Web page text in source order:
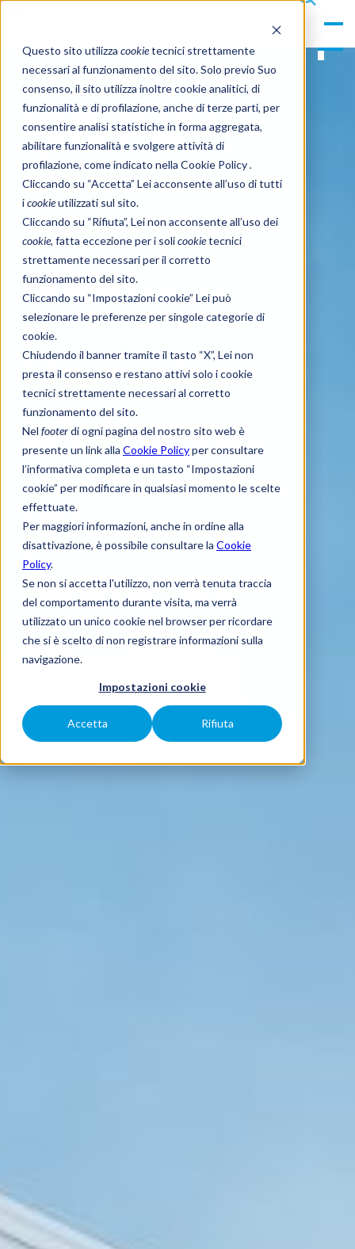
Questo sito utilizza cookietecnici strettamente
necessari al funzionamento del sito. Solo previo Suo
consenso, il sito utilizza inoltre cookie analitici, di
funzionalità e di profilazione, anche di terze parti, per
consentire analisi statistiche in forma aggregata,
abilitare funzionalità e svolgere attività di
profilazione, come indicato nella Cookie Policy.
Cliccando su “Accetta” Lei acconsente all’uso di tutti
icookieutilizzati sul sito.
Cliccando su “Rifiuta”, Lei non acconsente all’uso dei
cookie, fatta eccezione per i solicookietecnici
strettamente necessari per il corretto
funzionamento del sito.
Cliccando su “Impostazioni cookie” Lei può
selezionare le preferenze per singole categorie di
cookie.
Chiudendo il banner tramite il tasto “X”, Lei non
presta il consenso e restano attivi solo i cookie
tecnici strettamente necessari al corretto
funzionamento del sito.
Nel footerdi ogni pagina del nostro sito web è
presente un link alla Cookie Policyper consultare
l’informativa completa e un tasto “Impostazioni
cookie” per modificare in qualsiasi momento le scelte
effettuate.
Per maggiori informazioni, anche in ordine alla
disattivazione, è possibile consultare la Cookie
Policy.
Se non si accetta l'utilizzo, non verrà tenuta traccia
del comportamento durante visita, ma verrà
utilizzato un unico cookie nel browser per ricordare
che si è scelto di non registrare informazioni sulla
navigazione.
Impostazioni cookie
Accetta Rifiuta
s
ea